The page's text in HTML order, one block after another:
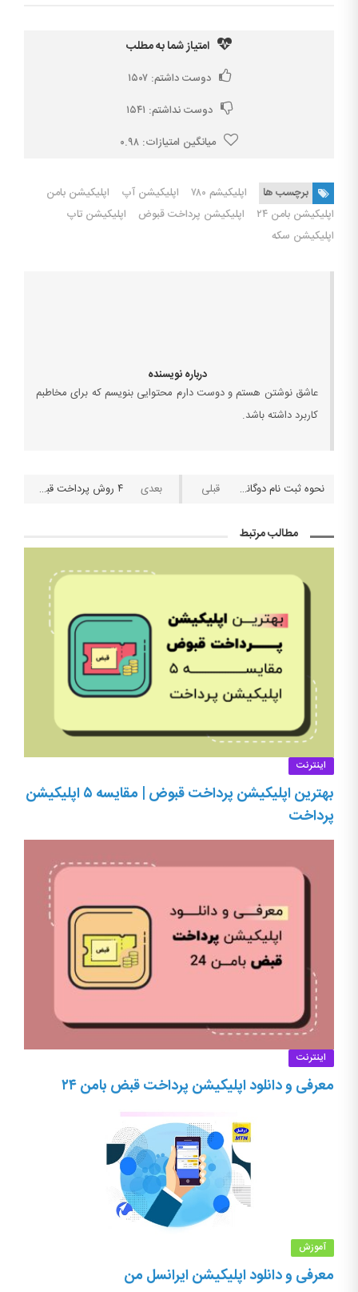
امتیاز شما به مطلب
دوست داشتم:۱۵۰۷
دوست نداشتم: ۱۵۴۱
میانگین امتیازات: ۰.۹۸
برچسب ها اپلیکیشم ۷۸۰ اپلیکیشن آپ
اپلیکیشن بامن
اپلیکیشن بامن ۲۴
اپلیکیشن پرداخت قبوض
اپلیکیشن تاپ
اپلیکیشن سکه
درباره نویسنده
عاشق نوشتن هستم و دوست دارم محتوایی بنویسم که برای مخاطبم
کاربرد داشته باشد.
نحوه ثبت نام دوگانه سوزسازی خودرو در سامانه اطلاعات جامع خودروهای دوگانه سوز کشور ۴ روش پرداخت قبض تلفن ثابت
مطالب مرتبط
اینترنت
بهترین اپلیکیشن پرداخت قبوض | مقایسه ۵ اپلیکیشن
پرداخت
اینترنت
معرفی و دانلود اپلیکیشن پرداخت قبض بامن ۲۴
آموزش
معرفی و دانلود اپلیکیشن ایرانسل من